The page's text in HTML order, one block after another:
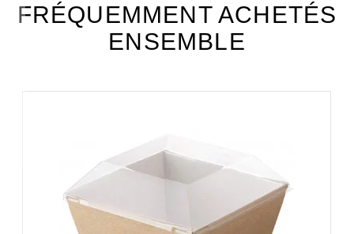
FRÉQUEMMENT ACHETÉS
ENSEMBLE